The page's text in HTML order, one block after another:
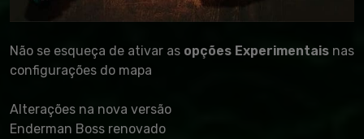
Não se esqueça de ativar as opções Experimentais nas
configurações do mapa
Alterações na nova versão
Enderman Boss renovado